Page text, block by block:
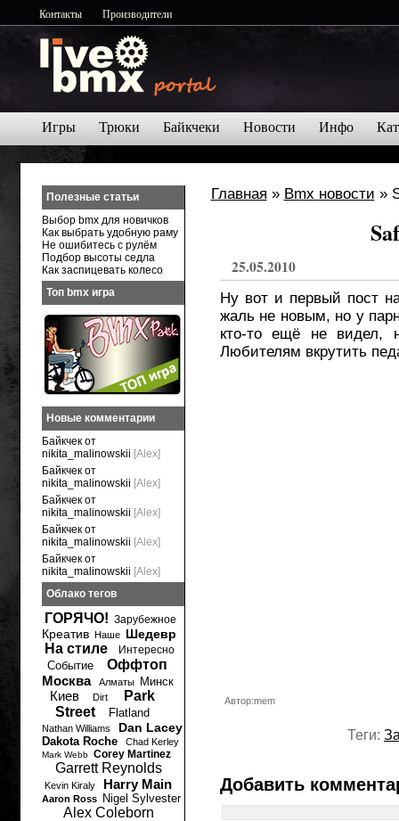
Контакты Производители
Игры Трюки Байкчеки Новости Инфо
Главная » Bmx новости »
25.05.2010
Ну вот и первый пост
жаль не новым, но у
кто-то ещё не видел,
Любителям вкрутить
Автор:mem
Теги:
Добавить
Полезные статьи
Выбор bmx для новичков
Как выбрать удобную раму
Не ошибитесь с рулём
Подбор высоты седла
Как заспицевать колесо
Топ bmx игра
Новые комментарии
Байкчек от
nikita_malinowskii [Alex]
Байкчек от
nikita_malinowskii [Alex]
Байкчек от
nikita_malinowskii [Alex]
Байкчек от
nikita_malinowskii [Alex]
Байкчек от
nikita_malinowskii [Alex]
Облако тегов
ГОРЯЧО! Зарубежное
Креатив Наше Шедевр
На стиле Интересно
Событие
Оффтоп
Москва
Алматы Минск
Киев Dirt
Park
Street
Flatland
Nathan Williams Dan Lacey
Dakota Roche Chad Kerley
Mark Webb Corey Martinez
Garrett Reynolds
Kevin Kiraly Harry Main
Aaron Ross Nigel Sylvester
Alex Coleborn